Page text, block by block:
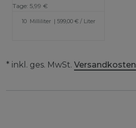
Tage: 5,99 €
10 Milliliter | 599,00 € / Liter
* inkl. ges. MwSt. Versandkosten